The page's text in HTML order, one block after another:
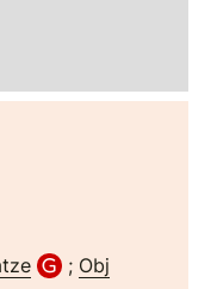
; Obj